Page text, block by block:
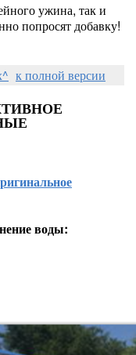
ужина, так и
попросят добавку!
к полной версии
воды: